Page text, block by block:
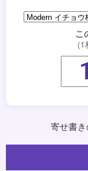
こ
(1
寄せ書